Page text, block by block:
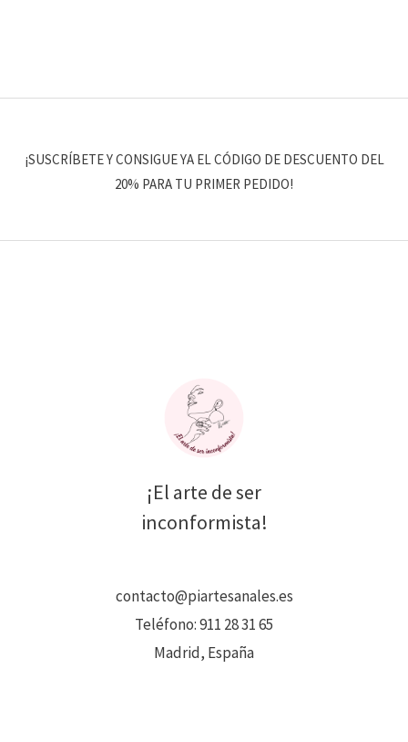
¡SUSCRÍBETE Y CONSIGUE YA EL CÓDIGO DE DESCUENTO DEL
20% PARA TU PRIMER PEDIDO!
¡El arte de ser
inconformista!
contacto@piartesanales.es
Teléfono:911 28 31 65
Madrid, España